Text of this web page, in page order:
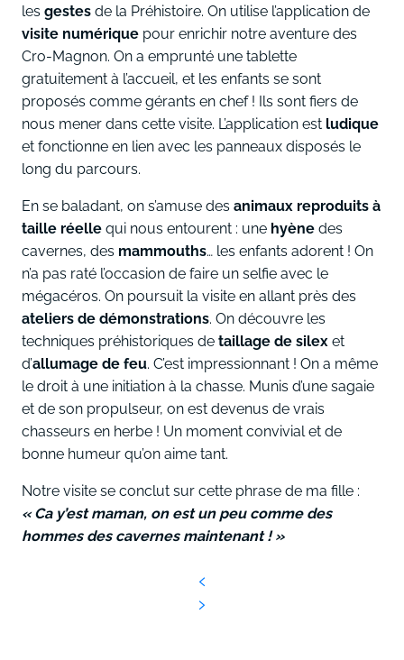
les gestes de la Préhistoire. On utilise l’application de
visite numérique pour enrichir notre aventure des
Cro-Magnon. On a emprunté une tablette
gratuitement à l’accueil, et les enfants se sont
proposés comme gérants en chef ! Ils sont fiers de
nous mener dans cette visite. L’application est ludique
et fonctionne en lien avec les panneaux disposés le
long du parcours.
En se baladant, on s’amuse des animaux reproduits à
taille réelle qui nous entourent : une hyène des
cavernes, des mammouths… les enfants adorent ! On
n’a pas raté l’occasion de faire un selfie avec le
mégacéros. On poursuit la visite en allant près des
ateliers de démonstrations. On découvre les
techniques préhistoriques de taillage de silex et
d’allumage de feu. C’est impressionnant ! On a même
le droit à une initiation à la chasse. Munis d’une sagaie
et de son propulseur, on est devenus de vrais
chasseurs en herbe ! Un moment convivial et de
bonne humeur qu’on aime tant.
Notre visite se conclut sur cette phrase de ma fille :
« Ca y’est maman, on est un peu comme des
hommes des cavernes maintenant ! »